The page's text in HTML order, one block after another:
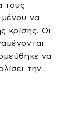
τους
να
κρίσης. Οι
να
την